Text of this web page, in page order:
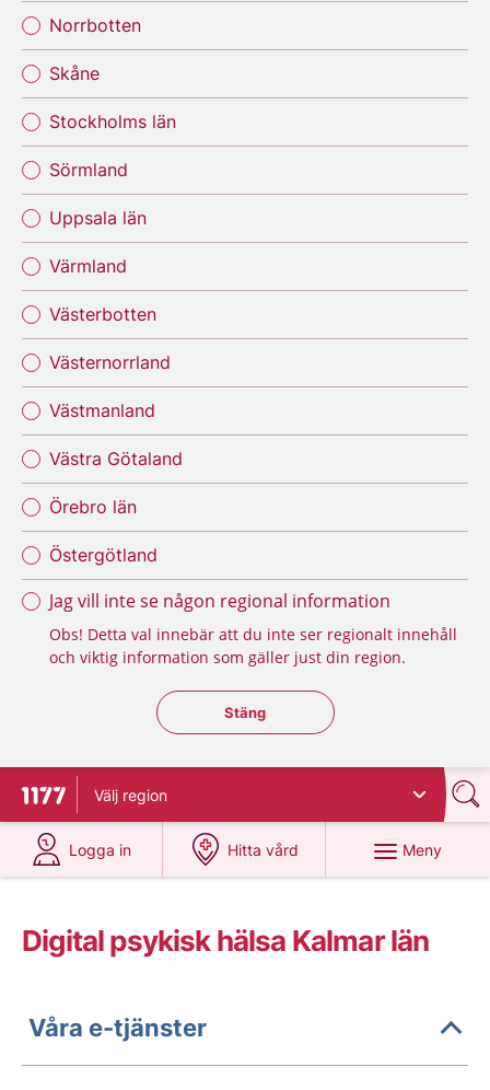
Norrbotten
Skåne
Stockholms län
Sörmland
Uppsala län
Värmland
Västerbotten
Västernorrland
Västmanland
Västra Götaland
Örebro län
Östergötland
Jag vill inte se någon regional information
Obs! Detta val innebär att du inte ser regionalt innehåll
och viktig information som gäller just din region.
Stäng regionsväljaren
Stäng
Till startsidan för 1177
Välj region
Logga in
på 1177.se
Hitta vård
på 1177.se
Meny
Digital psykisk hälsa Kalmar län
Våra e-tjänster